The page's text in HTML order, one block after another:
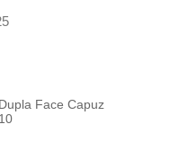
Face Capuz